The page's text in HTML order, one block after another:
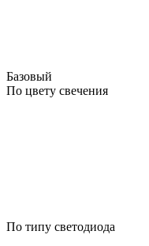
Базовый
По цвету свечения
По типу светодиода